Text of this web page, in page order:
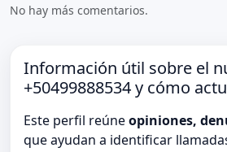
No hay más comentarios.
Información útil sobre el
+50499888534 y cómo
Este perfil reúneopiniones,
que ayudan a identificar